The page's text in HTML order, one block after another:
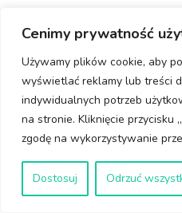
Cenimy prywatność
Używamy plików cookie, aby
wyświetlać reklamy lub treści
indywidualnych potrzeb
na stronie. Kliknięcie przycisku
zgodę na wykorzystywanie
Dostosuj Odrzuć
© Copyright 2025 Rotary